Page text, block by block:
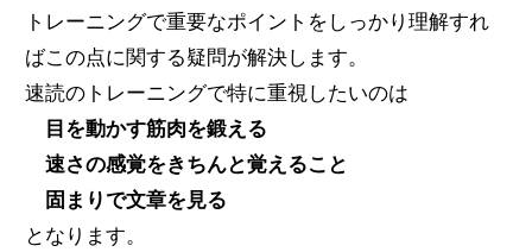
トレーニングで重要なポイントをしっかり理解すれ
ばこの点に関する疑問が解決します。
速読のトレーニングで特に重視したいのは
目を動かす筋肉を鍛える
速さの感覚をきちんと覚えること
固まりで文章を見る
となります。